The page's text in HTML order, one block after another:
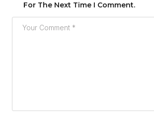
For The Next Time I Comment.